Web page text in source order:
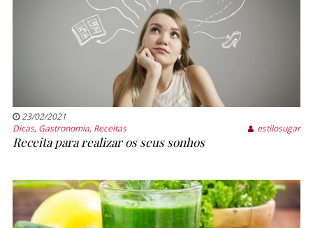
23/02/2021
Dicas, Gastronomia, Receitas estilosugar
Receita para realizar os seus sonhos